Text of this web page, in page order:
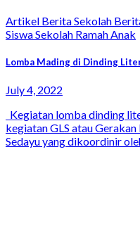
Artikel Berita Sekolah
Siswa Sekolah Ramah Anak
Lomba Mading di Dinding
July 4, 2022
Kegiatan lomba dinding
kegiatan GLS atau
Sedayu yang dikoordinir